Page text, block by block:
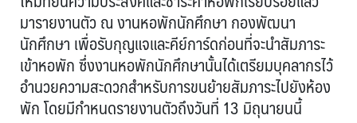
มารายงานตัว ณ งานหอพักนักศึกษา กองพัฒนา
นักศึกษา เพื่อรับกุญแจและคีย์การ์ดก่อนที่จะนำสัมภาระ
เข้าหอพัก ซึ่งงานหอพักนักศึกษานั้นได้เตรียมบุคลากรไว้
อำนวยความสะดวกสำหรับการขนย้ายสัมภาระไปยังห้อง
พัก โดยมีกำหนดรายงานตัวถึงวันที่ 13 มิถุนายนนี้